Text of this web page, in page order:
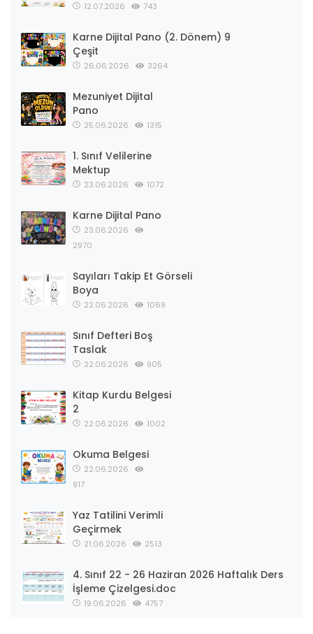
12.07.2026 743
Karne Dijital Pano (2. Dönem) 9
Çeşit
26.06.2026 3264
Mezuniyet Dijital
Pano
25.06.2026 1315
1. Sınıf Velilerine
Mektup
23.06.2026 1072
Karne Dijital Pano
23.06.2026
2970
Sayıları Takip Et Görseli
Boya
22.06.2026 1069
Sınıf Defteri Boş
Taslak
22.06.2026 905
Kitap Kurdu Belgesi
2
22.06.2026 1002
Okuma Belgesi
22.06.2026
917
Yaz Tatilini Verimli
Geçirmek
21.06.2026 2513
4. Sınıf 22 - 26 Haziran 2026 Haftalık Ders
İşleme Çizelgesi.doc
19.06.2026 4757